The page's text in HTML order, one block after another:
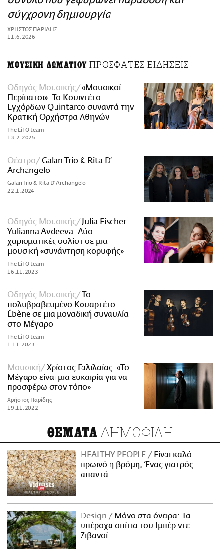
ΑΜΠΑ
PRINT
σύγχρονη δημιουργία
ΧΡΗΣΤΟΣ ΠΑΡΙΔΗΣ
11.6.2026
ΜΟΥΣΙΚΗ ΔΩΜΑΤΙΟΥ ΠΡΟΣΦΑΤΕΣ ΕΙΔΗΣΕΙΣ
Οδηγός Μουσικής
«Μουσικοί
Περίπατοι»: Το Κουιντέτο
Εγχόρδων Quintarco συναντά την
Κρατική Ορχήστρα Αθηνών
The LiFO team
13.2.2025
Θέατρο
Galan Trio & Rita D’
Archangelo
Galan Trio & Rita D’ Archangelo
22.1.2024
Οδηγός Μουσικής
Julia Fischer -
Yulianna Avdeeva: Δύο
χαρισματικές σολίστ σε μια
μουσική «συνάντηση κορυφής»
The LiFO team
16.11.2023
Οδηγός Μουσικής
Το
πολυβραβευμένο Κουαρτέτο
Ébène σε μια μοναδική συναυλία
στο Μέγαρο
The LiFO team
1.11.2023
Μουσική
Χρίστος Γαλιλαίας: «Το
Μέγαρο είναι μια ευκαιρία για να
προσφέρω στον τόπο»
Χρήστος Παρίδης
19.11.2022
ΘΕΜΑΤΑ ΔΗΜΟΦΙΛΗ
HEALTHY PEOPLE
Είναι καλό
πρωινό η βρόμη; Ένας γιατρός
απαντά
Design
Μόνο στα όνειρα: Τα
υπέροχα σπίτια του Ιμπέρ ντε
Ζιβανσί